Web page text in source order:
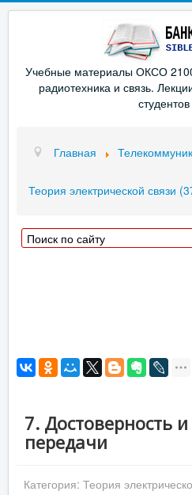
Учебные материалы ОКСО
радиотехника и связь.
Главная
Теория электрической связи
7. Достоверность и
передачи
Категория: Теория